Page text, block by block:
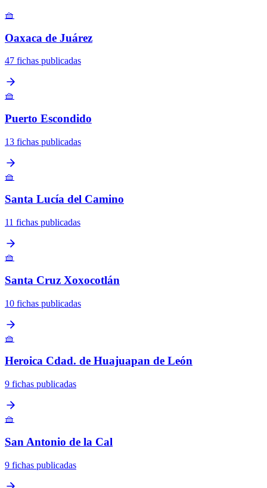
🧺
Oaxaca de Juárez
47 fichas publicadas
🧺
Puerto Escondido
13 fichas publicadas
🧺
Santa Lucía del Camino
11 fichas publicadas
🧺
Santa Cruz Xoxocotlán
10 fichas publicadas
🧺
Heroica Cdad. de Huajuapan de León
9 fichas publicadas
🧺
San Antonio de la Cal
9 fichas publicadas